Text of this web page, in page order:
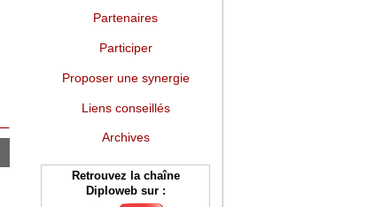
Partenaires
Participer
Proposer une synergie
Liens conseillés
Archives
Retrouvez la chaîne
Diploweb sur :